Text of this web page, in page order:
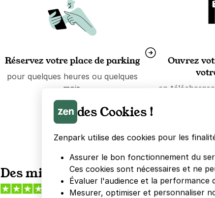
Réservez votre place de parking
pour quelques heures ou quelques
mois.
Ouvrez
en
Des milliers d'abonnés nous font
Trustpilot Bien 7880 avis
des Cookies !
Zenpark utilise des cookies pour les
Assurer le bon fonctionnement du
Ces cookies sont nécessaires et ne
Évaluer l'audience et la performance
Mesurer, optimiser et personnaliser